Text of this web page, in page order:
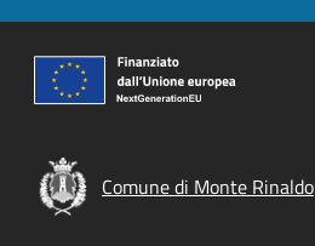
Comune di Monte Rinaldo